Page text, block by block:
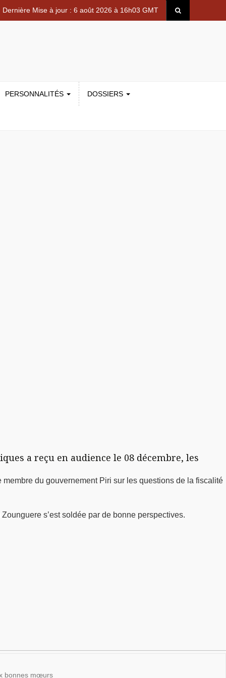
Dernière Mise à jour : 6 août 2026 à 16h03 GMT
PERSONNALITÉS DOSSIERS
a reçu en audience le 08 décembre, les
du gouvernement Piri sur les questions de la fiscalité
s’est soldée par de bonne perspectives.
bonnes mœurs